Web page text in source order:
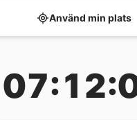
Använd min plats